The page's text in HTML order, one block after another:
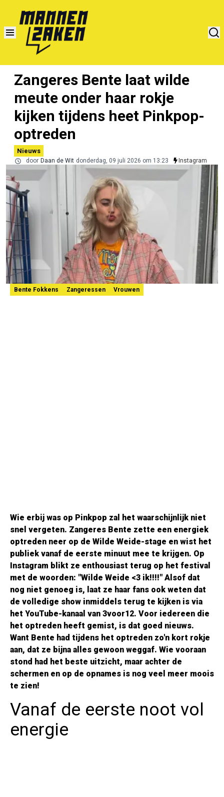
Zangeres Bente laat wilde
meute onder haar rokje
kijken tijdens heet Pinkpop-
optreden
Nieuws
door Daan de Wit donderdag, 09 juli 2026 om 13:23 Instagram
Bente Fokkens Zangeressen Vrouwen
Wie erbij was op Pinkpop zal het waarschijnlijk niet
snel vergeten. Zangeres Bente zette een energiek
optreden neer op de Wilde Weide-stage en wist het
publiek vanaf de eerste minuut mee te krijgen. Op
Instagram blikt ze enthousiast terug op het festival
met de woorden: "Wilde Weide <3 ik!!!!" Alsof dat
nog niet genoeg is, laat ze haar fans ook weten dat
de volledige show inmiddels terug te kijken is via
het YouTube-kanaal van 3voor12. Voor iedereen die
het optreden heeft gemist, is dat goed nieuws.
Want Bente had tijdens het optreden zo'n kort rokje
aan, dat ze bijna alles gewoon weggaf. Wie vooraan
stond had het beste uitzicht, maar achter de
schermen en op de opnames is nog veel meer moois
te zien!
Vanaf de eerste noot vol
energie